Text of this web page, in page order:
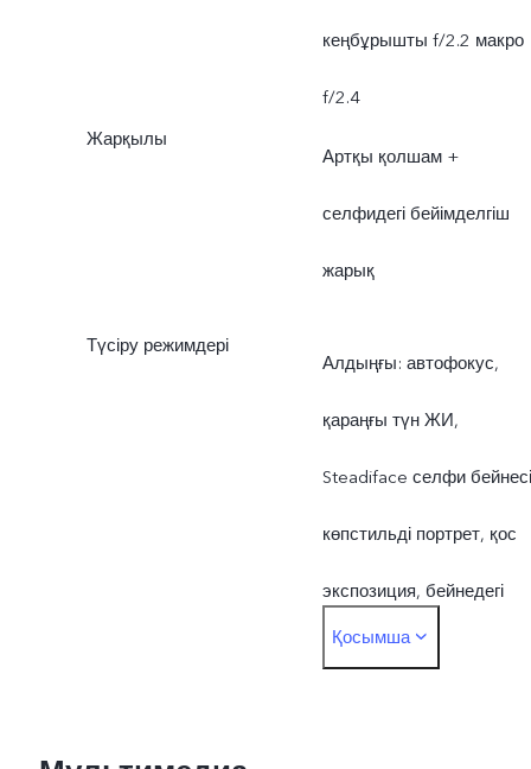
кеңбұрышты f/2.2 макро
f/2.4
Жарқылы
Артқы қолшам +
селфидегі бейімделгіш
жарық
Түсіру режимдері
Алдыңғы: автофокус,
қараңғы түн ЖИ,
Steadiface селфи
көпстильді портрет, қос
экспозиция, бейнедегі
бетті әрлеу, қоскөріністі
Қосымша